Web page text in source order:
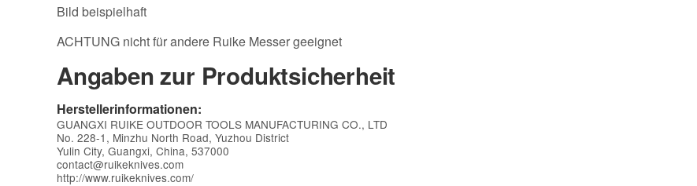
Bild beispielhaft
ACHTUNG nicht für andere Ruike Messer geeignet
Angaben zur Produktsicherheit
Herstellerinformationen:
GUANGXI RUIKE OUTDOOR TOOLS MANUFACTURING CO., LTD
No. 228-1, Minzhu North Road, Yuzhou District
Yulin City, Guangxi, China, 537000
contact@ruikeknives.com
http://www.ruikeknives.com/